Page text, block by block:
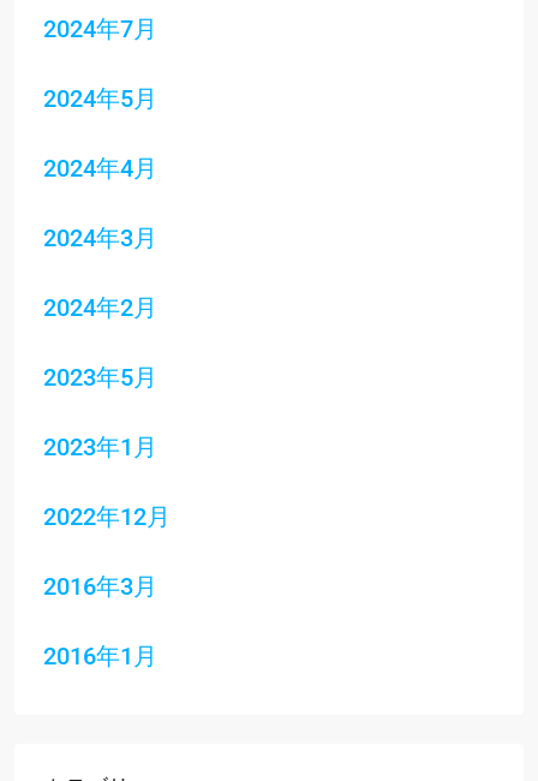
2024年7月
2024年5月
2024年4月
2024年3月
2024年2月
2023年5月
2023年1月
2022年12月
2016年3月
2016年1月